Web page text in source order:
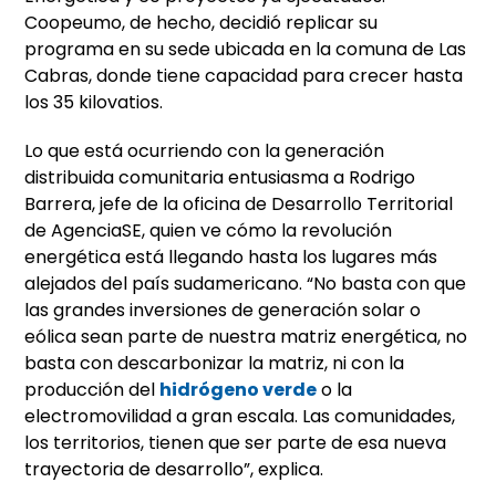
Coopeumo, de hecho, decidió replicar su
programa en su sede ubicada en la comuna de Las
Cabras, donde tiene capacidad para crecer hasta
los 35 kilovatios.
Lo que está ocurriendo con la generación
distribuida comunitaria entusiasma a Rodrigo
Barrera, jefe de la oficina de Desarrollo Territorial
de AgenciaSE, quien ve cómo la revolución
energética está llegando hasta los lugares más
alejados del país sudamericano. “No basta con que
las grandes inversiones de generación solar o
eólica sean parte de nuestra matriz energética, no
basta con descarbonizar la matriz, ni con la
producción del hidrógeno verdeo la
electromovilidad a gran escala. Las comunidades,
los territorios, tienen que ser parte de esa nueva
trayectoria de desarrollo”, explica.